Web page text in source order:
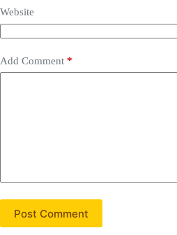
Website
Add Comment *
Post Comment